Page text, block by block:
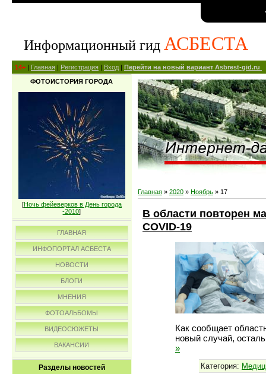
Информационный гид АСБЕСТА
14+ | Главная | Регистрация | Вход | Перейти на новый вариант Asbrest-gid.ru
ФОТОИСТОРИЯ ГОРОДА
[Ночь фейеверков в День города
-2010]
ГЛАВНАЯ
ИНФОПОРТАЛ АСБЕСТА
НОВОСТИ
БЛОГИ
МНЕНИЯ
ФОТОАЛЬБОМЫ
ВИДЕОСЮЖЕТЫ
ВАКАНСИИ
Разделы новостей
Главная » 2020 » Ноябрь » 17
В области повторен
COVID-19
Как сообщает
новый случай,
»
Категория: